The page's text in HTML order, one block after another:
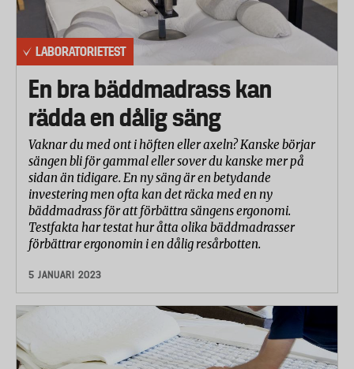
LABORATORIETEST
En bra bäddmadrass kan
rädda en dålig säng
Vaknar du med ont i höften eller axeln? Kanske börjar
sängen bli för gammal eller sover du kanske mer på
sidan än tidigare. En ny säng är en betydande
investering men ofta kan det räcka med en ny
bäddmadrass för att förbättra sängens ergonomi.
Testfakta har testat hur åtta olika bäddmadrasser
förbättrar ergonomin i en dålig resårbotten.
5 JANUARI 2023